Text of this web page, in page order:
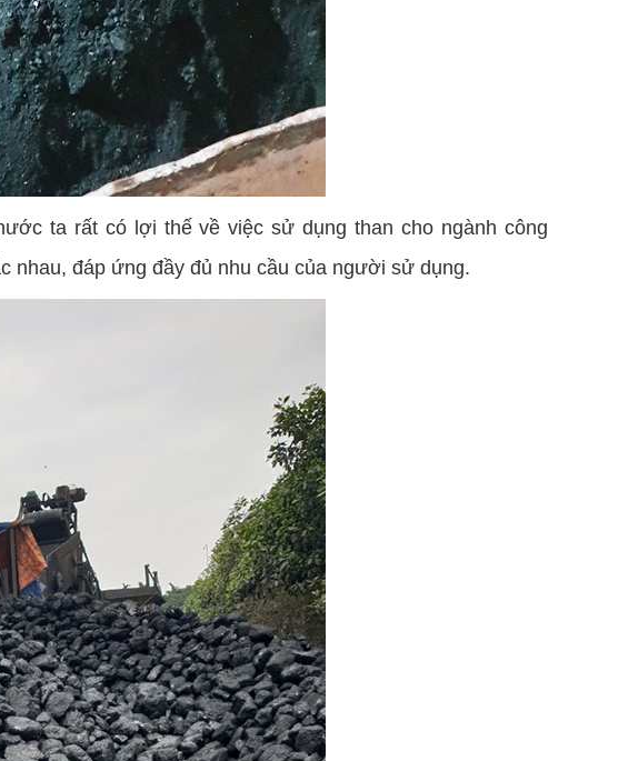
ta rất có lợi thế về việc sử dụng than cho ngành công
nhau, đáp ứng đầy đủ nhu cầu của người sử dụng.